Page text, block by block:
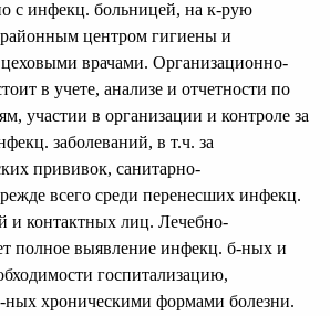
с инфекц. больницей, на к-рую
центром гигиены и
врачами. Организационно-
в учете, анализе и отчетности по
участии в организации и контроле за
заболеваний, в т.ч. за
прививок, санитарно-
всего среди перенесших инфекц.
и контактных лиц. Лечебно-
полное выявление инфекц. б-ных и
госпитализацию,
ных хроническими формами болезни.